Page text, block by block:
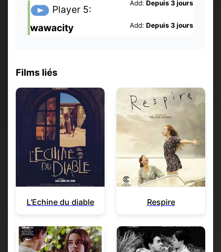
Add: Depuis 3 jours
Player 5:
wawacity
Add: Depuis 3 jours
Films liés
L'Echine du diable Respire